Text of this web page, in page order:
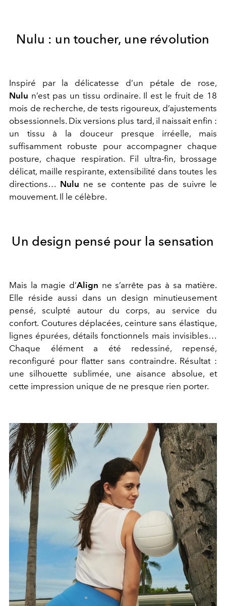
Nulu : un toucher, une révolution
Inspiré par la délicatesse d’un pétale de rose,
Nulu n’est pas un tissu ordinaire. Il est le fruit de 18
mois de recherche, de tests rigoureux, d’ajustements
obsessionnels. Dix versions plus tard, il naissait enfin :
un tissu à la douceur presque irréelle, mais
suffisamment robuste pour accompagner chaque
posture, chaque respiration. Fil ultra-fin, brossage
délicat, maille respirante, extensibilité dans toutes les
directions… Nulu ne se contente pas de suivre le
mouvement. Il le célèbre.
Un design pensé pour la sensation
Mais la magie d’Align ne s’arrête pas à sa matière.
Elle réside aussi dans un design minutieusement
pensé, sculpté autour du corps, au service du
confort. Coutures déplacées, ceinture sans élastique,
lignes épurées, détails fonctionnels mais invisibles…
Chaque élément a été redessiné, repensé,
reconfiguré pour flatter sans contraindre. Résultat :
une silhouette sublimée, une aisance absolue, et
cette impression unique de ne presque rien porter.